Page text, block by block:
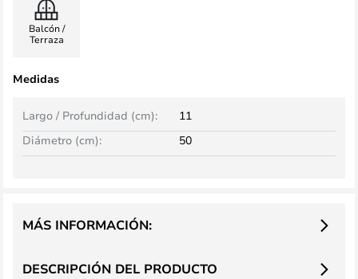
Balcón /
Terraza
Medidas
Largo / Profundidad (cm):
11
Diámetro (cm):
50
DESCRIPCIÓN DEL PRODUCTO
MÁS INFORMACIÓN: